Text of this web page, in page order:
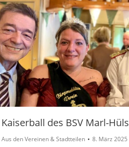
Kaiserball des BSV Marl-Hüls
Aus den Vereinen & Stadtteilen 8. März 2025